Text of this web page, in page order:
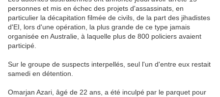
personnes et mis en échec des projets d'assassinats, en
particulier la décapitation filmée de civils, de la part des jihadistes
d'EI, lors d'une opération, la plus grande de ce type jamais
organisée en Australie, à laquelle plus de 800 policiers avaient
participé.
Sur le groupe de suspects interpellés, seul l'un d'entre eux restait
samedi en détention.
Omarjan Azari, âgé de 22 ans, a été inculpé par le parquet pour